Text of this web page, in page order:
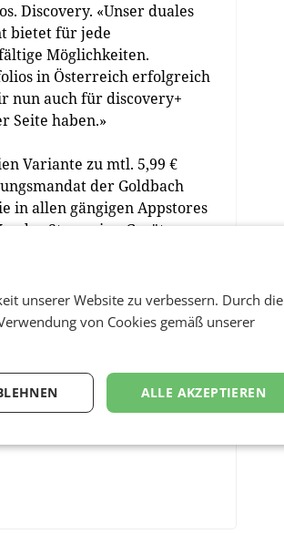
Discovery. «Unser duales
bietet für jede
Möglichkeiten.
in Österreich erfolgreich
nun auch für discovery+
Seite haben.»
Variante zu mtl. 5,99 €
der Goldbach
in allen gängigen Appstores
oder Streaming-Geräte
unserer Website zu verbessern. Durch die
von Cookies gemäß unserer
ALLE AKZEPTIEREN